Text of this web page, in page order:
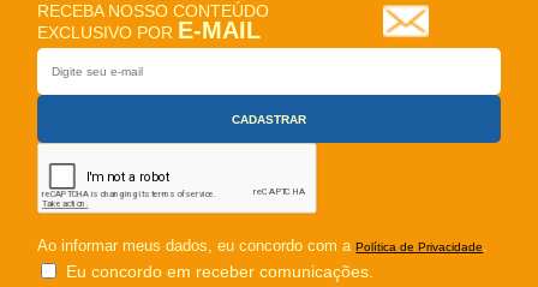
RECEBA NOSSO CONTEÚDO
EXCLUSIVO POR E-MAIL
Ao informar meus dados, eu concordo com aPolítica de Privacidade.
Eu concordo em receber comunicações.